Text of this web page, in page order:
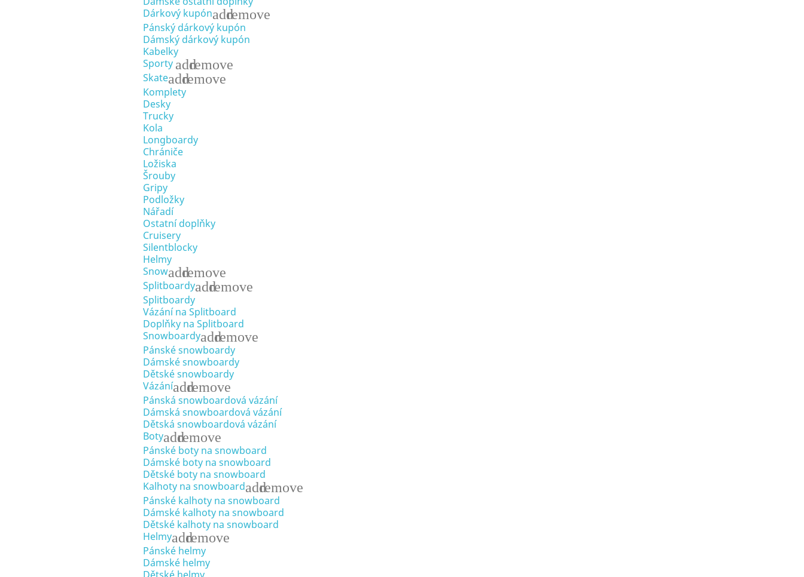
Dárkový kupónaddremove
Pánský dárkový kupón
Dámský dárkový kupón
Kabelky
Sporty addremove
Skateaddremove
Komplety
Desky
Trucky
Kola
Longboardy
Chrániče
Ložiska
Šrouby
Gripy
Podložky
Nářadí
Ostatní doplňky
Cruisery
Silentblocky
Helmy
Snowaddremove
Splitboardyaddremove
Splitboardy
Vázání na Splitboard
Doplňky na Splitboard
Snowboardyaddremove
Pánské snowboardy
Dámské snowboardy
Dětské snowboardy
Vázáníaddremove
Pánská snowboardová vázání
Dámská snowboardová vázání
Dětská snowboardová vázání
Botyaddremove
Pánské boty na snowboard
Dámské boty na snowboard
Dětské boty na snowboard
Kalhoty na snowboardaddremove
Pánské kalhoty na snowboard
Dámské kalhoty na snowboard
Dětské kalhoty na snowboard
Helmyaddremove
Pánské helmy
Dámské helmy